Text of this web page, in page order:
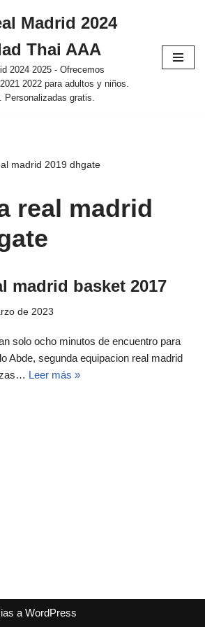
Madrid 2024
Thai AAA
2024 2025 - Ofrecemos
2022 para adultos y niños.
Personalizadas gratis.
madrid 2019 dhgate
real madrid
madrid basket 2017
de 2023
solo ocho minutos de encuentro para
Abde, segunda equipacion real madrid
Leer más »
a WordPress